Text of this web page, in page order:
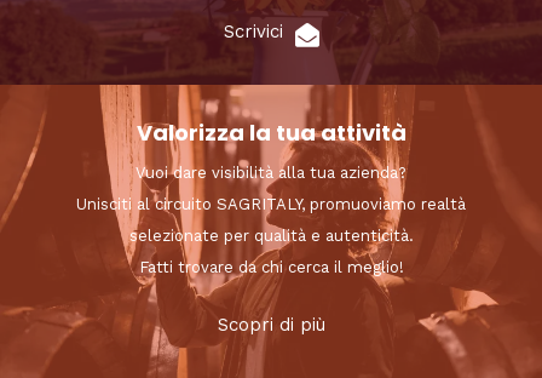
Scrivici
Valorizza la tua attività
Vuoi dare visibilità alla tua azienda?
Unisciti al circuito SAGRITALY, promuoviamo realtà
selezionate per qualità e autenticità.
Fatti trovare da chi cerca il meglio!
Scopri di più